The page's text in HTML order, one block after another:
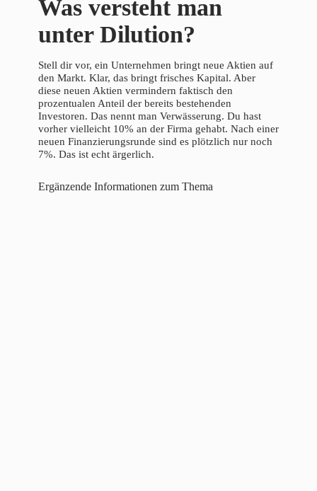
Was versteht man
unter Dilution?
Stell dir vor, ein Unternehmen bringt neue Aktien auf
den Markt. Klar, das bringt frisches Kapital. Aber
diese neuen Aktien vermindern faktisch den
prozentualen Anteil der bereits bestehenden
Investoren. Das nennt man Verwässerung. Du hast
vorher vielleicht 10% an der Firma gehabt. Nach einer
neuen Finanzierungsrunde sind es plötzlich nur noch
7%. Das ist echt ärgerlich.
Ergänzende Informationen zum Thema